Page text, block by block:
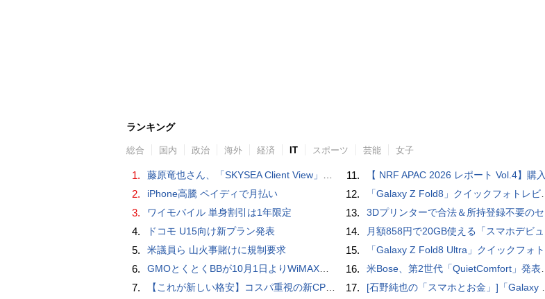
ランキング
総合 国内 政治 海外 経済 IT スポーツ 芸能 女子
1. 藤原竜也さん、「SKYSEA Client View」新CMで「AI労務改善」をアピール 働き方をAIが分析したら「すぐに休んで」と言われる？
2. iPhone高騰 ペイディで月払い
3. ワイモバイル 単身割引は1年限定
4. ドコモ U15向け新プラン発表
5. 米議員ら 山火事賭けに規制要求
6. GMOとくとくBBが10月1日よりWiMAXなど月額605円値上げ！全6種の重要変更を徹底解説
7. 【これが新しい格安】コスパ重視の新CPUを搭載した「 Beelink EQi Wildcat Lake Core 3 304」をレビューします。なんと10G LANも搭載していますよ
11. 【 NRF APAC 2026 レポート Vol.4】購入の瞬間に眠る価値 Transaction Momentとリテールの次の成長戦略
12. 「Galaxy Z Fold8」クイックフォトレビュー
13. 3Dプリンターで合法＆所持登録不要のセミオートマチック銃を自作、発砲試験にも成功した猛者が登場
14. 月額858円で20GB使える「スマホデビュープラン U15」ドコモが提供、ahamoも割引になる親子割も
15. 「Galaxy Z Fold8 Ultra」クイックフォトレビュー
16. 米Bose、第2世代「QuietComfort」発表 ノイキャン強化、メガネ着用時の低下を抑制
17. [石野純也の「スマホとお金」]「Galaxy Z Fold7／Flip7」発表、注目したいソフトバンクの価格攻勢